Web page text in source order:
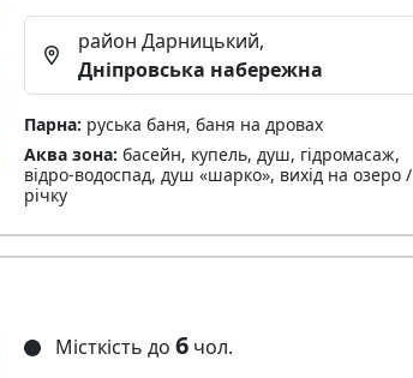
район Дарницький,
Дніпровська набережна
Парна: руська баня, баня на дровах
Аква зона: басейн, купель, душ, гідромасаж,
відро-водоспад, душ «шарко», вихід на озеро /
річку
Місткість до 6чол.